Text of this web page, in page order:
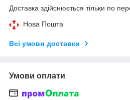
Доставка здійснюється тільки по
Нова Пошта
Всі умови доставки
Умови оплати